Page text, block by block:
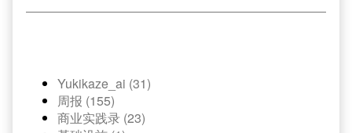
Yukikaze_ai (31)
周报 (155)
商业实践录 (23)